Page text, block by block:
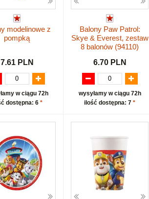
modelinowe z
pompką
7.61 PLN
w ciągu 72h
dostępna: 6 *
Balony Paw Patrol:
Skye & Everest, zestaw
8 balonów (94110)
6.70 PLN
wysyłamy w ciągu 72h
ilość dostępna: 7 *